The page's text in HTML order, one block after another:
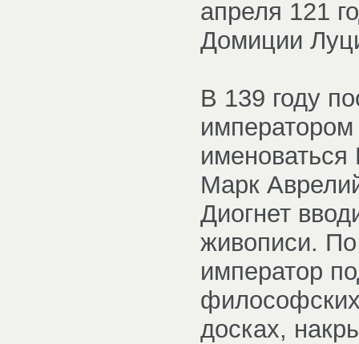
апреля 121
Домиции
В 139 году
Марк
Диогнет
живописи. По
император
философских
досках,